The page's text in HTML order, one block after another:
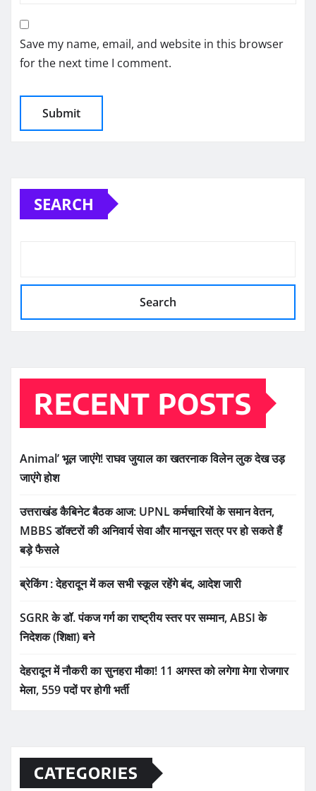
Save my name, email, and website in this browser
for the next time I comment.
SEARCH
Search
RECENT POSTS
Animal’ भूल जाएंगे! राघव जुयाल का खतरनाक विलेन लुक देख उड़
जाएंगे होश
उत्तराखंड कैबिनेट बैठक आज: UPNL कर्मचारियों के समान वेतन,
MBBS डॉक्टरों की अनिवार्य सेवा और मानसून सत्र पर हो सकते हैं
बड़े फैसले
ब्रेकिंग : देहरादून में कल सभी स्कूल रहेंगे बंद, आदेश जारी
SGRR के डॉ. पंकज गर्ग का राष्ट्रीय स्तर पर सम्मान, ABSI के
निदेशक (शिक्षा) बने
देहरादून में नौकरी का सुनहरा मौका! 11 अगस्त को लगेगा मेगा रोजगार
मेला, 559 पदों पर होगी भर्ती
CATEGORIES